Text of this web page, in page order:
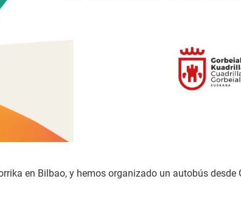
en Bilbao, y hemos organizado un autobús